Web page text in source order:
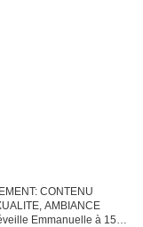
CONTENU
AMBIANCE
Emmanuelle à 15